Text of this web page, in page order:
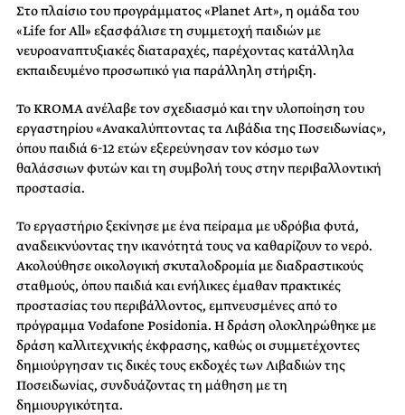
Στο πλαίσιο του προγράμματος «Planet Art», η ομάδα του
«Life for All» εξασφάλισε τη συμμετοχή παιδιών με
νευροαναπτυξιακές διαταραχές, παρέχοντας κατάλληλα
εκπαιδευμένο προσωπικό για παράλληλη στήριξη.
Το KROMA ανέλαβε τον σχεδιασμό και την υλοποίηση του
εργαστηρίου «Ανακαλύπτοντας τα Λιβάδια της Ποσειδωνίας»,
όπου παιδιά 6-12 ετών εξερεύνησαν τον κόσμο των
θαλάσσιων φυτών και τη συμβολή τους στην περιβαλλοντική
προστασία.
Το εργαστήριο ξεκίνησε με ένα πείραμα με υδρόβια φυτά,
αναδεικνύοντας την ικανότητά τους να καθαρίζουν το νερό.
Ακολούθησε οικολογική σκυταλοδρομία με διαδραστικούς
σταθμούς, όπου παιδιά και ενήλικες έμαθαν πρακτικές
προστασίας του περιβάλλοντος, εμπνευσμένες από το
πρόγραμμα Vodafone Posidonia. Η δράση ολοκληρώθηκε με
δράση καλλιτεχνικής έκφρασης, καθώς οι συμμετέχοντες
δημιούργησαν τις δικές τους εκδοχές των Λιβαδιών της
Ποσειδωνίας, συνδυάζοντας τη μάθηση με τη
δημιουργικότητα.